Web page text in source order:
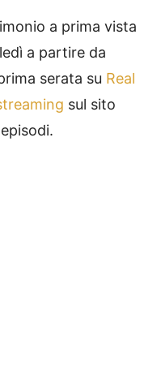
a prima vista
a partire da
serata su Real
sul sito